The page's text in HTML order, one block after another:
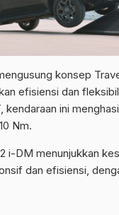
konsep
efisiensi dan
kendaraan ini
Nm.
i-DM menunjukkan
dan efisiensi,